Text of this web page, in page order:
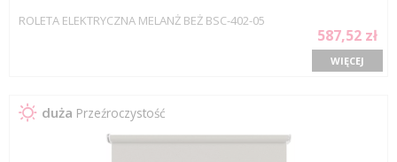
ROLETA ELEKTRYCZNA MELANŻ BEŻ BSC-402-05
587,52 zł
WIĘCEJ
duża Przeźroczystość